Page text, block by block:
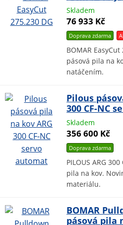
Skladem
76 933 Kč
Doprava zdarma
BOMAR
pásová pila na
natáčením.
Pilous
300 CF-NC
Skladem
356 600 Kč
Doprava zdarma
PILOUS ARG
pila na kov.
materiálu.
BOMAR
pásová pila